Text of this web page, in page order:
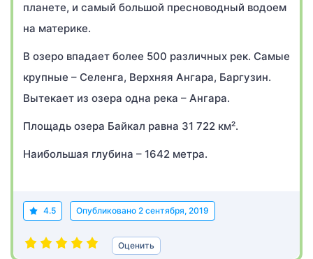
планете, и самый большой пресноводный водоем
на материке.
В озеро впадает более 500 различных рек. Самые
крупные – Селенга, Верхняя Ангара, Баргузин.
Вытекает из озера одна река – Ангара.
Площадь озера Байкал равна 31 722 км².
Наибольшая глубина – 1642 метра.
4.5 Опубликовано 2 сентября, 2019
Оценить